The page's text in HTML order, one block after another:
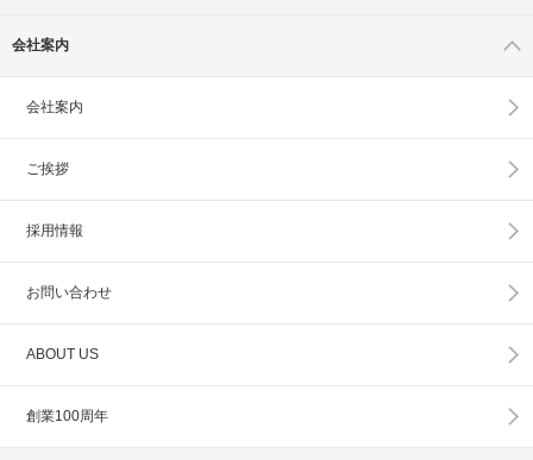
会社案内
会社案内
ご挨拶
採用情報
お問い合わせ
ABOUT US
創業100周年